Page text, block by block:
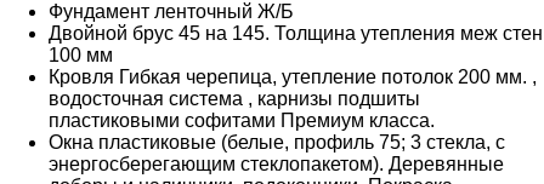
Фундамент ленточный Ж/Б
Двойной брус 45 на 145. Толщина утепления меж стен
100 мм
Кровля Гибкая черепица, утепление потолок 200 мм. ,
водосточная система , карнизы подшиты
пластиковыми софитами Премиум класса.
Окна пластиковые (белые, профиль 75; 3 стекла, с
энергосберегающим стеклопакетом). Деревянные